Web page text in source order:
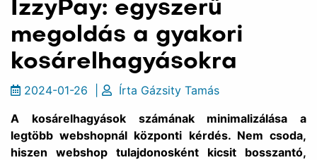
IzzyPay: egyszerű
megoldás a gyakori
kosárelhagyásokra
2024-01-26 Írta Gázsity Tamás
A kosárelhagyások számának minimalizálása a
legtöbb webshopnál központi kérdés. Nem csoda,
hiszen webshop tulajdonosként kicsit bosszantó,